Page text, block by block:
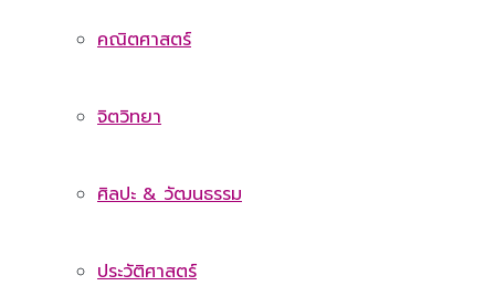
คณิตศาสตร์
จิตวิทยา
ศิลปะ & วัฒนธรรม
ประวัติศาสตร์